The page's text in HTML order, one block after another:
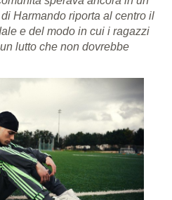
Harmando riporta al centro il
e del modo in cui i ragazzi
lutto che non dovrebbe